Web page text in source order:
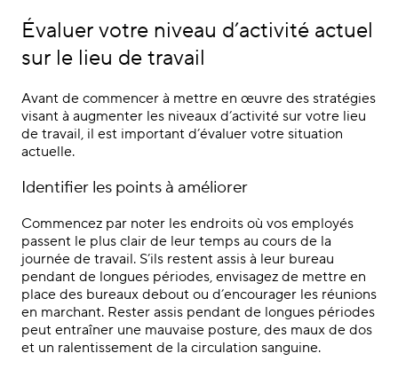
Évaluer votre niveau d’activité actuel
sur le lieu de travail
Avant de commencer à mettre en œuvre des stratégies
visant à augmenter les niveaux d’activité sur votre lieu
de travail, il est important d’évaluer votre situation
actuelle.
Identifier les points à améliorer
Commencez par noter les endroits où vos employés
passent le plus clair de leur temps au cours de la
journée de travail. S’ils restent assis à leur bureau
pendant de longues périodes, envisagez de mettre en
place des bureaux debout ou d’encourager les réunions
en marchant. Rester assis pendant de longues périodes
peut entraîner une mauvaise posture, des maux de dos
et un ralentissement de la circulation sanguine.